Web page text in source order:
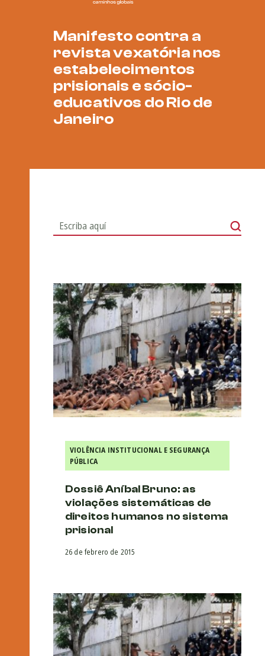
Manifesto contra a
revista vexatória nos
estabelecimentos
prisionais e sócio-
educativos do Rio de
Janeiro
VIOLÊNCIA INSTITUCIONAL E SEGURANÇA
PÚBLICA
Dossiê Aníbal Bruno: as
violações sistemáticas de
direitos humanos no sistema
prisional
26 de febrero de 2015